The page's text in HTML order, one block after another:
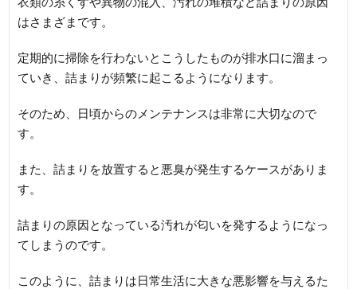
はさまざまです。
定期的に掃除を行わないとこうしたものが排水口に溜まっ
ていき、詰まりが頻繁に起こるようになります。
そのため、日頃からのメンテナンスは非常に大切なので
す。
また、詰まりを放置すると悪臭が発生するケースがありま
す。
詰まりの原因となっている汚れが匂いを発するようになっ
てしまうのです。
このように、詰まりは日常生活に大きな悪影響を与えるた